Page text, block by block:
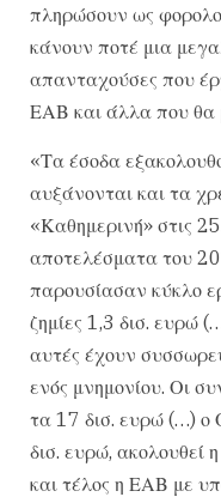
πληρώσουν ως
κάνουν ποτέ μια
απανταχούσες που
ΕΑΒ και άλλα που θα
«Τα έσοδα
αυξάνονται και τα
«Καθημερινή» στις
αποτελέσματα του
παρουσίασαν κύκλο
ζημίες 1,3 δισ. ευρώ
αυτές έχουν
ενός μνημονίου. Οι
τα 17 δισ. ευρώ (…) ο
δισ. ευρώ, ακολουθεί
και τέλος η ΕΑΒ με